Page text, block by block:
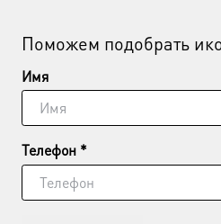
Поможем подобрать
Имя
Телефон *